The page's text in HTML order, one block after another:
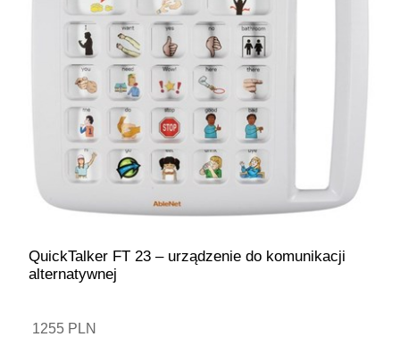
QuickTalker FT 23 – urządzenie do komunikacji
alternatywnej
1255 PLN